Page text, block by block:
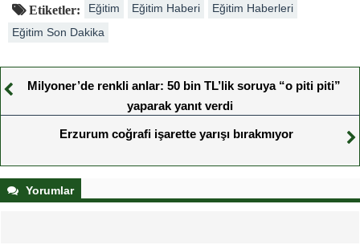
Etiketler: Eğitim Eğitim Haberi
Eğitim Haberleri
Eğitim Son Dakika
Milyoner’de renkli anlar: 50 bin TL’lik soruya “o piti piti”
yaparak yanıt verdi
Erzurum coğrafi işarette yarışı bırakmıyor
Yorumlar